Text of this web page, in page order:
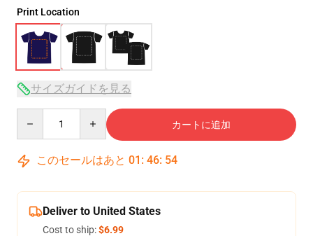
Print Location
サイズガイドを見る
カートに追加
このセールはあと 01 : 46: 54
Deliver to United States
Cost to ship:$6.99